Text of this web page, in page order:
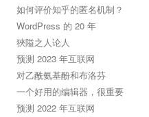
如何评价知乎的匿名机制？
WordPress 的 20 年
狹隘之人论人
预测 2023 年互联网
对乙酰氨基酚和布洛芬
一个好用的编辑器，很重要
预测 2022 年互联网